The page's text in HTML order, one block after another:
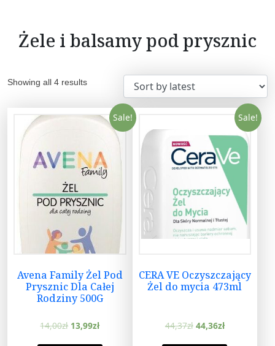
Żele i balsamy pod prysznic
Showing all 4 results
Sale!
Avena Family Żel Pod
Prysznic Dla Całej
Rodziny 500G
14,00zł 13,99zł
Sale!
CERA VE Oczyszczający
Żel do mycia 473ml
44,37zł 44,36zł